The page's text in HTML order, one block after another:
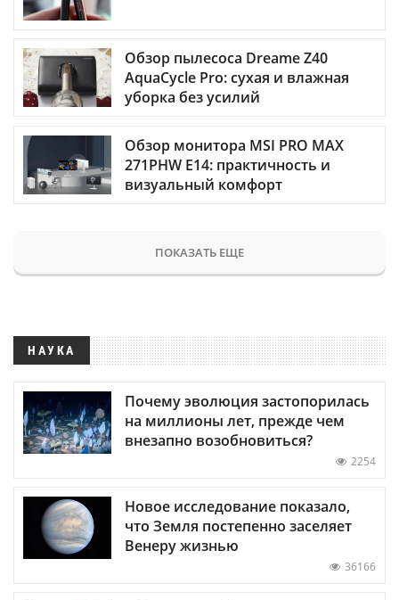
Обзор пылесоса Dreame Z40
AquaCycle Pro: сухая и влажная
уборка без усилий
Обзор монитора MSI PRO MAX
271PHW E14: практичность и
визуальный комфорт
ПОКАЗАТЬ ЕЩЕ
НАУКА
Почему эволюция застопорилась
на миллионы лет, прежде чем
внезапно возобновиться?
2254
Новое исследование показало,
что Земля постепенно заселяет
Венеру жизнью
36166